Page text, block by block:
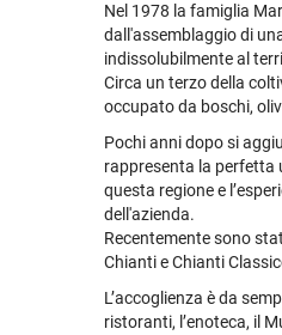
Nel 1978 la famiglia
dall'assemblaggio di
indissolubilmente al
Circa un terzo della
occupato da boschi,
Pochi anni dopo si
rappresenta la perfetta
questa regione e
dell'azienda.
Recentemente sono
Chianti e Chianti
L’accoglienza è da
ristoranti, l’enoteca, il